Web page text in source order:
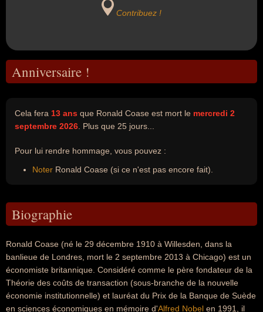
Contribuez !
Anniversaire !
Cela fera 13 ans que Ronald Coase est mort le mercredi 2
septembre 2026 . Plus que 25 jours...
Pour lui rendre hommage, vous pouvez :
Noter Ronald Coase (si ce n'est pas encore fait).
Biographie
Ronald Coase (né le 29 décembre 1910 à Willesden, dans la
banlieue de Londres, mort le 2 septembre 2013 à Chicago) est un
économiste britannique. Considéré comme le père fondateur de la
Théorie des coûts de transaction (sous-branche de la nouvelle
économie institutionnelle) et lauréat du Prix de la Banque de Suède
en sciences économiques en mémoire d'Alfred Nobel en 1991, il